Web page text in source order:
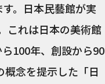
。日本民藝館が実
これは日本の美術館
100年、創設から90
念を提示した「日